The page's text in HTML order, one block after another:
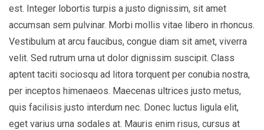
est. Integer lobortis turpis a justo dignissim, sit amet
accumsan sem pulvinar. Morbi mollis vitae libero in rhoncus.
Vestibulum at arcu faucibus, congue diam sit amet, viverra
velit. Sed rutrum urna ut dolor dignissim suscipit. Class
aptent taciti sociosqu ad litora torquent per conubia nostra,
per inceptos himenaeos. Maecenas ultrices justo metus,
quis facilisis justo interdum nec. Donec luctus ligula elit,
eget varius urna sodales at. Mauris enim risus, cursus at